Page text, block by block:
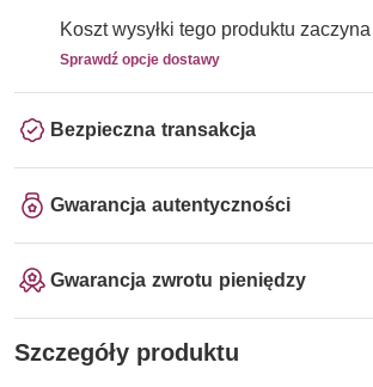
Koszt wysyłki tego produktu
Sprawdź opcje dostawy
Bezpieczna transakcja
Gwarancja autentyczności
Gwarancja zwrotu pieniędzy
Szczegóły produktu